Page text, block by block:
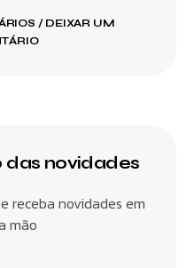
/ DEIXAR UM
das novidades
receba novidades em
mão